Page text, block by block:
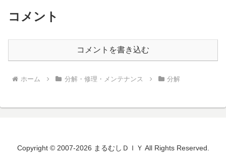
コメント
コメントを書き込む
ホーム 分解・修理・メンテナンス 分解
Copyright © 2007-2026 まるむしＤＩＹ All Rights Reserved.